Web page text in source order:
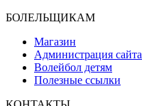
БОЛЕЛЬЩИКАМ
Магазин
Администрация сайта
Волейбол детям
Полезные ссылки